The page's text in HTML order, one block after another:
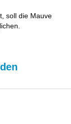
soll die Mauve